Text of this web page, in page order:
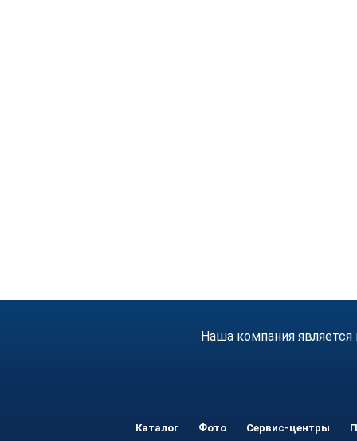
Наша компания
Каталог Фото Сервис-центры